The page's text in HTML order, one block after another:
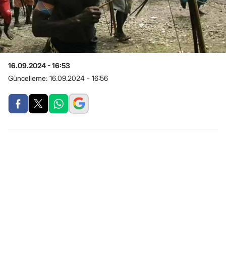
16.09.2024 - 16:53
Güncelleme: 16.09.2024 - 16:56